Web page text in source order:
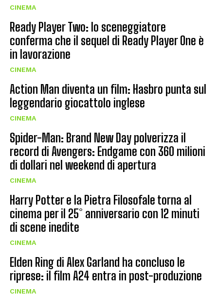
CINEMA
Ready Player Two: lo sceneggiatore
conferma che il sequel di Ready Player One è
in lavorazione
CINEMA
Action Man diventa un film: Hasbro punta sul
leggendario giocattolo inglese
CINEMA
Spider-Man: Brand New Day polverizza il
record di Avengers: Endgame con 360 milioni
di dollari nel weekend di apertura
CINEMA
Harry Potter e la Pietra Filosofale torna al
cinema per il 25° anniversario con 12 minuti
di scene inedite
CINEMA
Elden Ring di Alex Garland ha concluso le
riprese: il film A24 entra in post-produzione
CINEMA